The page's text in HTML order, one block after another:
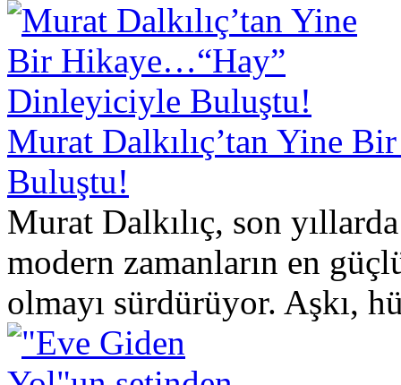
Murat Dalkılıç’tan Yine
Buluştu!
Murat Dalkılıç, son
modern zamanların en
olmayı sürdürüyor. Aşkı,